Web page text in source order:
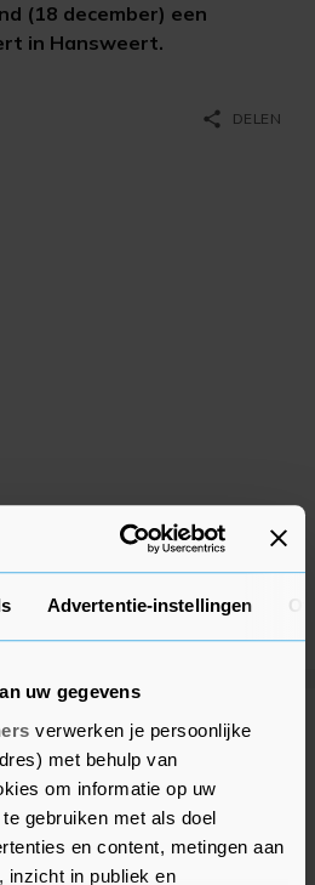
Advertentie-instellingen
uw gegevens
verwerken je persoonlijke
met behulp van
om informatie op uw
gebruiken met als doel
en content, metingen aan
inzicht in publiek en
(18 december) een
in Hansweert.
share DELEN
Goes-